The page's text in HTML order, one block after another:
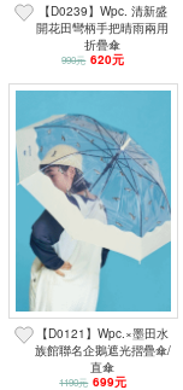
【D0239】Wpc. 清新盛
開花田彎柄手把晴雨兩用
折疊傘
990元 620元
【D0121】Wpc.×墨田水
族館聯名企鵝遮光摺疊傘/
直傘
1190元 699元